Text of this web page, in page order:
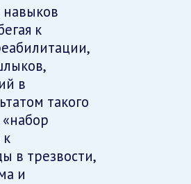
к
в
такого
в трезвости,
и